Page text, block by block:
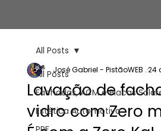
All Posts
Fachadas, ACM e Placas
Estética Automotiva
All Posts
Lavação de
vidro com Zero
José Gabriel - PistãoWEB .24